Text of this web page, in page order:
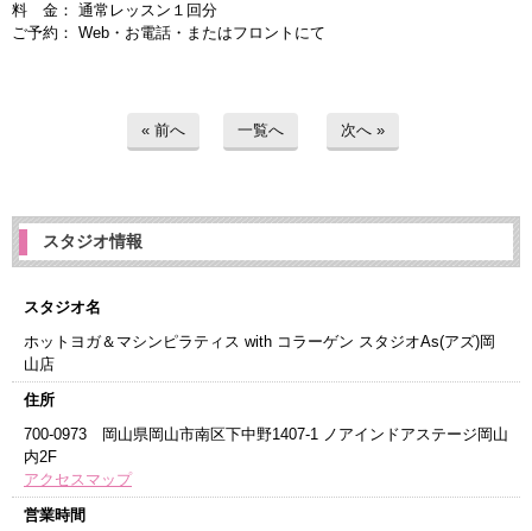
料 金： 通常レッスン１回分
ご予約： Web・お電話・またはフロントにて
« 前へ 一覧へ 次へ »
スタジオ情報
スタジオ名
ホットヨガ＆マシンピラティス with コラーゲン スタジオAs(アズ)岡
山店
住所
700-0973 岡山県岡山市南区下中野1407-1 ノアインドアステージ岡山
内2F
アクセスマップ
営業時間